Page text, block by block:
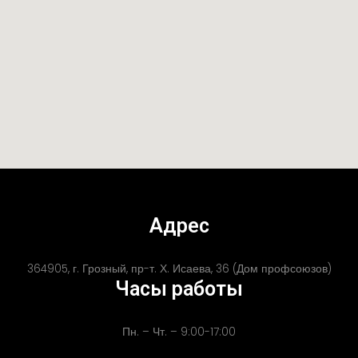
Адрес
364905, г. Грозный, пр-т. Х. Исаева, 36 (Дом профсоюзов)
Часы работы
Пн. – Чт. – 9:00-17:00